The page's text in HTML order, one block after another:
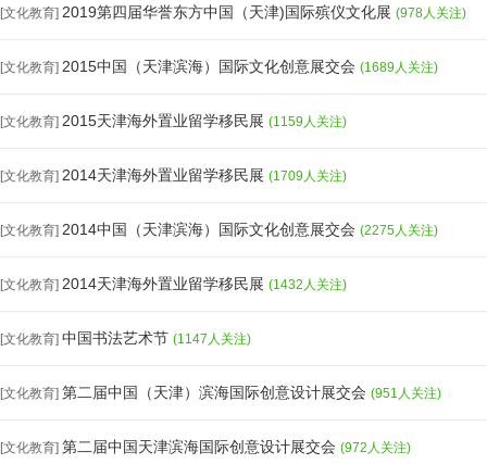
[文化教育] 2019第四届华誉东方中国（天津)国际殡仪文化展 (978人关注)
[文化教育] 2015中国（天津滨海）国际文化创意展交会 (1689人关注)
[文化教育] 2015天津海外置业留学移民展 (1159人关注)
[文化教育] 2014天津海外置业留学移民展 (1709人关注)
[文化教育] 2014中国（天津滨海）国际文化创意展交会 (2275人关注)
[文化教育] 2014天津海外置业留学移民展 (1432人关注)
[文化教育] 中国书法艺术节 (1147人关注)
[文化教育] 第二届中国（天津）滨海国际创意设计展交会 (951人关注)
[文化教育] 第二届中国天津滨海国际创意设计展交会 (972人关注)